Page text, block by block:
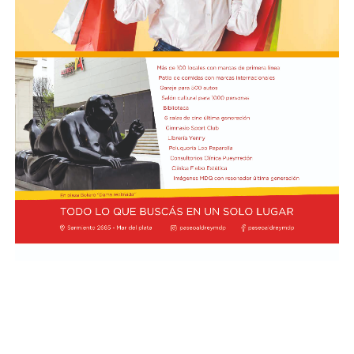
En tanto, el viernes 21 a las 17:30 se desarrollará “El
Cerebro Mágico: construyendo preguntas, respuestas y
circuitos”, a cargo de María Paula Algote. Se trata de un
taller práctico de arte, ciencia y tecnología en el que al
finalizar cada participante se lleva su propia creación
terminada. Es una actividad arancelada (incluye
materiales) destinada a niños a partir de los 6 años.
Los participantes menores de 8 años deberán asistir
acompañados por una persona adulta (menores
asistentes $12.000 y adulto acompañante $5.000). Las
entradas están disponibles en la boletería de lunes a
viernes de 14 a 19.